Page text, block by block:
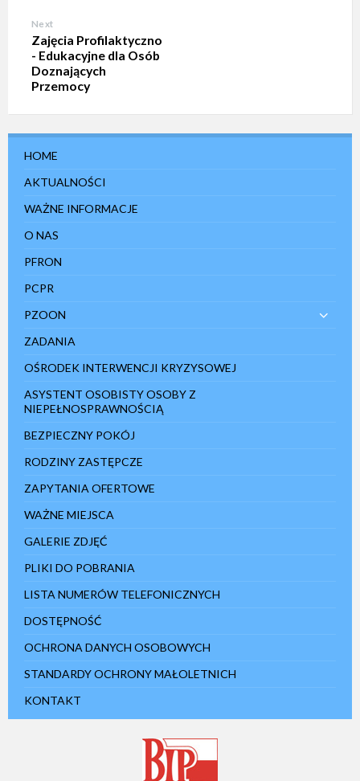
Next
Zajęcia Profilaktyczno
- Edukacyjne dla Osób
Doznających
Przemocy
HOME
AKTUALNOŚCI
WAŻNE INFORMACJE
O NAS
PFRON
PCPR
PZOON
ZADANIA
OŚRODEK INTERWENCJI KRYZYSOWEJ
ASYSTENT OSOBISTY OSOBY Z
NIEPEŁNOSPRAWNOŚCIĄ
BEZPIECZNY POKÓJ
RODZINY ZASTĘPCZE
ZAPYTANIA OFERTOWE
WAŻNE MIEJSCA
GALERIE ZDJĘĆ
PLIKI DO POBRANIA
LISTA NUMERÓW TELEFONICZNYCH
DOSTĘPNOŚĆ
OCHRONA DANYCH OSOBOWYCH
STANDARDY OCHRONY MAŁOLETNICH
KONTAKT